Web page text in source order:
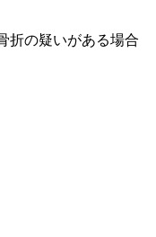
折の疑いがある場合